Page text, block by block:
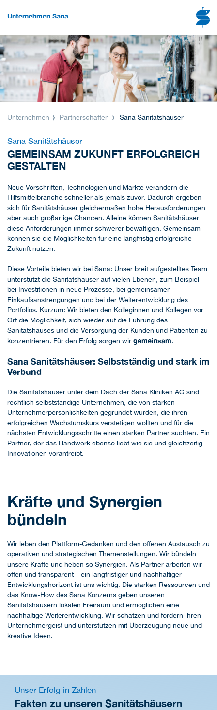
Unternehmen Sana
Unternehmen Partnerschaften Sana Sanitätshäuser
Sana Sanitätshäuser
GEMEINSAM ZUKUNFT ERFOLGREICH
GESTALTEN
Neue Vorschriften, Technologien und Märkte verändern die
Hilfsmittelbranche schneller als jemals zuvor. Dadurch ergeben
sich für Sanitätshäuser gleichermaßen hohe Herausforderungen
aber auch großartige Chancen. Alleine können Sanitätshäuser
diese Anforderungen immer schwerer bewältigen. Gemeinsam
können sie die Möglichkeiten für eine langfristig erfolgreiche
Zukunft nutzen.
Diese Vorteile bieten wir bei Sana: Unser breit aufgestelltes Team
unterstützt die Sanitätshäuser auf vielen Ebenen, zum Beispiel
bei Investitionen in neue Prozesse, bei gemeinsamen
Einkaufsanstrengungen und bei der Weiterentwicklung des
Portfolios. Kurzum: Wir bieten den Kolleginnen und Kollegen vor
Ort die Möglichkeit, sich wieder auf die Führung des
Sanitätshauses und die Versorgung der Kunden und Patienten zu
konzentrieren. Für den Erfolg sorgen wir gemeinsam.
Sana Sanitätshäuser: Selbstständig und stark im
Verbund
Die Sanitätshäuser unter dem Dach der Sana Kliniken AG sind
rechtlich selbstständige Unternehmen, die von starken
Unternehmerpersönlichkeiten gegründet wurden, die ihren
erfolgreichen Wachstumskurs verstetigen wollten und für die
nächsten Entwicklungsschritte einen starken Partner suchten. Ein
Partner, der das Handwerk ebenso liebt wie sie und gleichzeitig
Innovationen vorantreibt.
Kräfte und Synergien
bündeln
Wir leben den Plattform-Gedanken und den offenen Austausch zu
operativen und strategischen Themenstellungen. Wir bündeln
unsere Kräfte und heben so Synergien. Als Partner arbeiten wir
offen und transparent – ein langfristiger und nachhaltiger
Entwicklungshorizont ist uns wichtig. Die starken Ressourcen und
das Know-How des Sana Konzerns geben unseren
Sanitätshäusern lokalen Freiraum und ermöglichen eine
nachhaltige Weiterentwicklung. Wir schätzen und fördern Ihren
Unternehmergeist und unterstützen mit Überzeugung neue und
kreative Ideen.
Unser Erfolg in Zahlen
Fakten zu unseren Sanitätshäusern